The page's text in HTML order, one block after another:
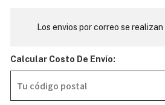
Los envios por correo se
Calcular Costo De Envío: